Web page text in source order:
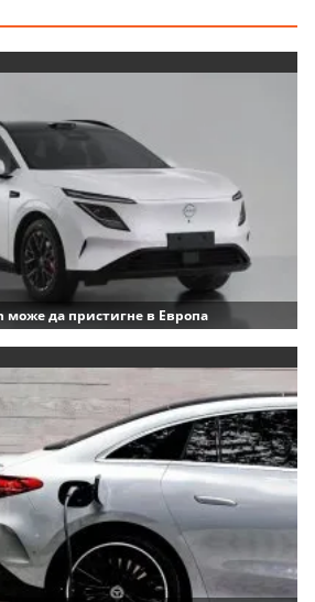
може да пристигне в Европа